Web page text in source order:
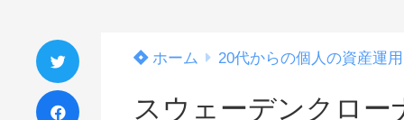
ホーム 20代からの個人の資産運用
スウェーデンクロ